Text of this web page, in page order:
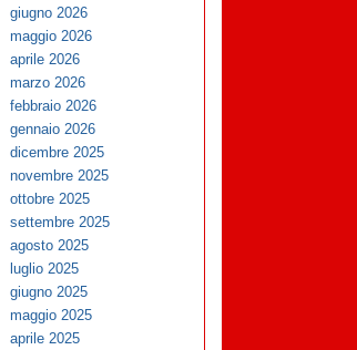
giugno 2026
maggio 2026
aprile 2026
marzo 2026
febbraio 2026
gennaio 2026
dicembre 2025
novembre 2025
ottobre 2025
settembre 2025
agosto 2025
luglio 2025
giugno 2025
maggio 2025
aprile 2025